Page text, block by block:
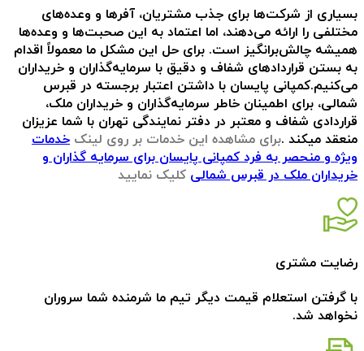
بسیاری از شرکت‌ها برای جذب مشتریان، آفرها و وعده‌های
مختلفی را ارائه می‌دهند، اما اعتماد به این صحبت‌ها و وعده‌ها
همیشه چالش‌برانگیز است. برای حل این مشکل ما معمولاً اقدام
به بستن قراردادهای شفاف و دقیق با سرمایه‌گذاران و خریداران
می‌کنیم.کمپانی پایسان با داشتن اعتبار برجسته در قبرس
شمالی، برای اطمینان خاطر سرمایه‌گذاران و خریداران ملک،
قراردادی شفاف و معتبر در دفتر نمایندگی تهران با شما عزیزان
منعقد میکند .برای مشاهده این خدمات بر روی لینک خدمات
ویژه و منحصر به فرد کمپانی پایسان برای سرمایه گذاران و
خریداران ملک در قبرس شمالی کلیک نمایید
رضایت مشتری
با گرفتن استعلام قیمت دیگر تیم ما شرمنده شما سروران
نخواهد شد.